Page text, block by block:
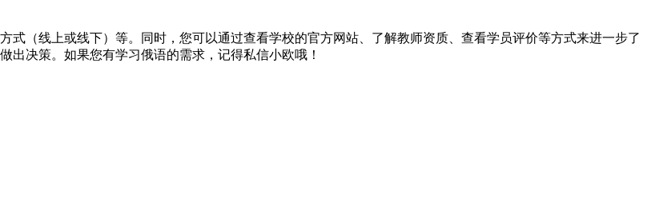
（线上或线下）等。同时，您可以通过查看学校的官方网站、了解教师资质、查看学员评价等方式来进一步了
出决策。如果您有学习俄语的需求，记得私信小欧哦！